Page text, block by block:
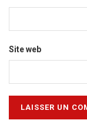
Site web